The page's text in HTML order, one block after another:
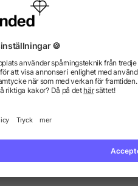
Oxford 15.6" slimmad
från 213,70 kr
Vi har svaren.